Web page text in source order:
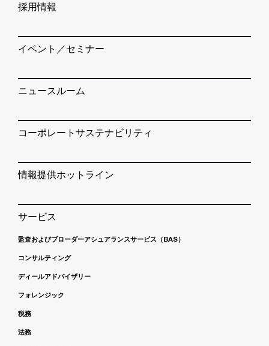
採用情報
イベント／セミナー
ニュースルーム
コーポレートサステナビリティ
情報提供ホットライン
サービス
監査およびブローダーアシュアランスサービス（BAS）
コンサルティング
ディールアドバイザリー
フォレンジック
税務
法務